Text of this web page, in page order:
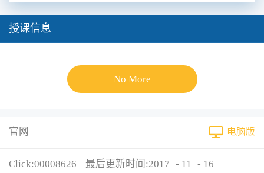
授课信息
No More
官网 电脑版
Click:00008626 最后更新时间:2017 - 11 - 16